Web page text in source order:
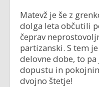
Matevž je še z
dolga leta občutili
čeprav
partizanski. S tem
delovne dobe, to
dopustu in
dvojno štetje!